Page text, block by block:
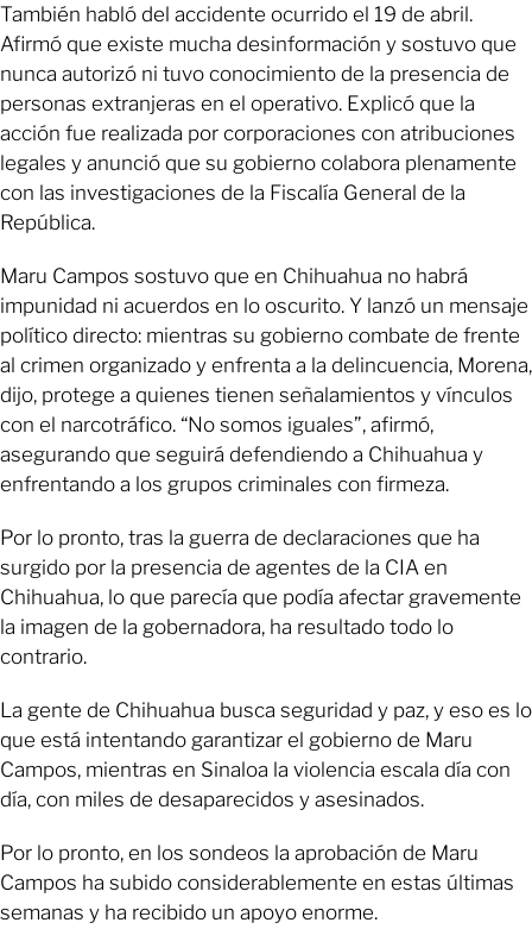
También habló del accidente ocurrido el 19 de abril.
Afirmó que existe mucha desinformación y sostuvo que
nunca autorizó ni tuvo conocimiento de la presencia de
personas extranjeras en el operativo. Explicó que la
acción fue realizada por corporaciones con atribuciones
legales y anunció que su gobierno colabora plenamente
con las investigaciones de la Fiscalía General de la
República.
Maru Campos sostuvo que en Chihuahua no habrá
impunidad ni acuerdos en lo oscurito. Y lanzó un mensaje
político directo: mientras su gobierno combate de frente
al crimen organizado y enfrenta a la delincuencia, Morena,
dijo, protege a quienes tienen señalamientos y vínculos
con el narcotráfico. “No somos iguales”, afirmó,
asegurando que seguirá defendiendo a Chihuahua y
enfrentando a los grupos criminales con firmeza.
Por lo pronto, tras la guerra de declaraciones que ha
surgido por la presencia de agentes de la CIA en
Chihuahua, lo que parecía que podía afectar gravemente
la imagen de la gobernadora, ha resultado todo lo
contrario.
La gente de Chihuahua busca seguridad y paz, y eso es lo
que está intentando garantizar el gobierno de Maru
Campos, mientras en Sinaloa la violencia escala día con
día, con miles de desaparecidos y asesinados.
Por lo pronto, en los sondeos la aprobación de Maru
Campos ha subido considerablemente en estas últimas
semanas y ha recibido un apoyo enorme.